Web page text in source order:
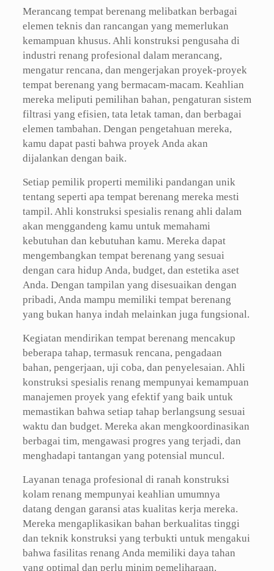
Merancang tempat berenang melibatkan berbagai
elemen teknis dan rancangan yang memerlukan
kemampuan khusus. Ahli konstruksi pengusaha di
industri renang profesional dalam merancang,
mengatur rencana, dan mengerjakan proyek-proyek
tempat berenang yang bermacam-macam. Keahlian
mereka meliputi pemilihan bahan, pengaturan sistem
filtrasi yang efisien, tata letak taman, dan berbagai
elemen tambahan. Dengan pengetahuan mereka,
kamu dapat pasti bahwa proyek Anda akan
dijalankan dengan baik.
Setiap pemilik properti memiliki pandangan unik
tentang seperti apa tempat berenang mereka mesti
tampil. Ahli konstruksi spesialis renang ahli dalam
akan menggandeng kamu untuk memahami
kebutuhan dan kebutuhan kamu. Mereka dapat
mengembangkan tempat berenang yang sesuai
dengan cara hidup Anda, budget, dan estetika aset
Anda. Dengan tampilan yang disesuaikan dengan
pribadi, Anda mampu memiliki tempat berenang
yang bukan hanya indah melainkan juga fungsional.
Kegiatan mendirikan tempat berenang mencakup
beberapa tahap, termasuk rencana, pengadaan
bahan, pengerjaan, uji coba, dan penyelesaian. Ahli
konstruksi spesialis renang mempunyai kemampuan
manajemen proyek yang efektif yang baik untuk
memastikan bahwa setiap tahap berlangsung sesuai
waktu dan budget. Mereka akan mengkoordinasikan
berbagai tim, mengawasi progres yang terjadi, dan
menghadapi tantangan yang potensial muncul.
Layanan tenaga profesional di ranah konstruksi
kolam renang mempunyai keahlian umumnya
datang dengan garansi atas kualitas kerja mereka.
Mereka mengaplikasikan bahan berkualitas tinggi
dan teknik konstruksi yang terbukti untuk mengakui
bahwa fasilitas renang Anda memiliki daya tahan
yang optimal dan perlu minim pemeliharaan.